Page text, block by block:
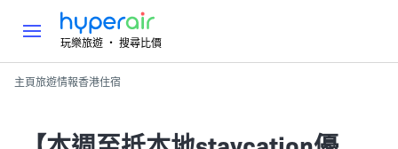
玩樂旅遊 ‧ 搜尋比價
主頁旅遊情報香港住宿